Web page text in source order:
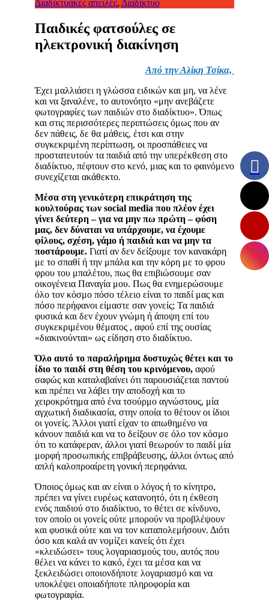
Διαδικτυακές απειλές, Διαδίκτυο
Παιδικές φατσούλες σε
ηλεκτρονική διακίνηση
Από την Αλίκη Τσίκα,
Έχει μαλλιάσει η γλώσσα ειδικών και μη, να λένε
και να ξαναλένε, το αυτονόητο «μην ανεβάζετε
φωτογραφίες των παιδιών στο διαδίκτυο». Όπως
και στις περισσότερες περιπτώσεις όμως που αν
δεν πάθεις, δε θα μάθεις, έτσι και στην
συγκεκριμένη περίπτωση, οι προσπάθειες να
προστατευτούν τα παιδιά από την υπερέκθεση στο
διαδίκτυο, πέφτουν στο κενό, μιας και το φαινόμενο
συνεχίζεται ακάθεκτο.
Μέσα στη γενικότερη επικράτηση της
κουλτούρας των social media που πλέον έχει
γίνει δεύτερη – για να μην πω πρώτη – φύση
μας, δεν δύναται να υπάρχουμε, να έχουμε
φίλους, σχέση, γάμο ή παιδιά και να μην τα
ποστάρουμε. Γιατί αν δεν δείξουμε τον κανακάρη
με το σπαθί ή την μπάλα και την κόρη με το φρου
φρου του μπαλέτου, πως θα επιβιώσουμε σαν
οικογένεια Παναγία μου. Πως θα ενημερώσουμε
όλο τον κόσμο πόσο τέλειο είναι το παιδί μας και
πόσο περήφανοι είμαστε σαν γονείς; Τα παιδιά
φυσικά και δεν έχουν γνώμη ή άποψη επί του
συγκεκριμένου θέματος , αφού επί της ουσίας
«διακινούνται» ως είδηση στο διαδίκτυο.
Όλο αυτό το παραλήρημα δυστυχώς θέτει και το
ίδιο το παιδί στη θέση του κρινόμενου, αφού
σαφώς και καταλαβαίνει ότι παρουσιάζεται παντού
και πρέπει να λάβει την αποδοχή και το
χειροκρότημα από ένα τσούρμο αγνώστους, μία
αγχωτική διαδικασία, στην οποία το θέτουν οι ίδιοι
οι γονείς. Άλλοι γιατί είχαν το απωθημένο να
κάνουν παιδιά και να το δείξουν σε όλο τον κόσμο
ότι το κατάφεραν, άλλοι γιατί θεωρούν το παιδί μία
μορφή προσωπικής επιβράβευσης, άλλοι όντως από
απλή καλοπροαίρετη γονική περηφάνια.
Όποιος όμως και αν είναι ο λόγος ή το κίνητρο,
πρέπει να γίνει ευρέως κατανοητό, ότι η έκθεση
ενός παιδιού στο διαδίκτυο, το θέτει σε κίνδυνο,
τον οποίο οι γονείς ούτε μπορούν να προβλέψουν
και φυσικά ούτε και να τον καταπολεμήσουν. Διότι
όσο και καλά αν νομίζει κανείς ότι έχει
«κλειδώσει» τους λογαριασμούς του, αυτός που
θέλει να κάνει το κακό, έχει τα μέσα και να
ξεκλειδώσει οποιονδήποτε λογαριασμό και να
υποκλέψει οποιαδήποτε πληροφορία και
φωτογραφία.